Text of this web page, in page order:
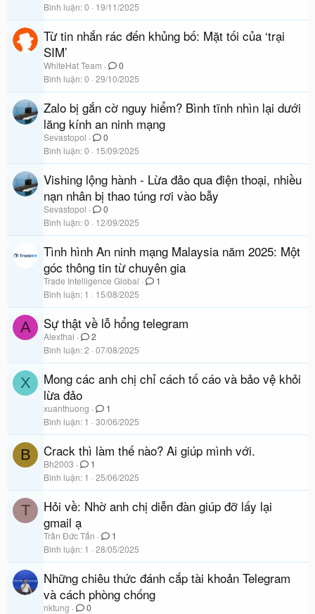
Bình luận 0 19/11/2025
Từ tin nhắn rác đến khủng bố: Mặt tối của ‘trại
SIM’
WhiteHat Team
0
Bình luận 0 29/10/2025
Zalo bị gắn cờ nguy hiểm? Bình tĩnh nhìn lại dưới
lăng kính an ninh mạng
Sevastopol
0
Bình luận 0 15/09/2025
Vishing lộng hành - Lừa đảo qua điện thoại, nhiều
nạn nhân bị thao túng rơi vào bẫy
Sevastopol
0
Bình luận 0 12/09/2025
Tình hình An ninh mạng Malaysia năm 2025: Một
góc thông tin từ chuyên gia
Trade Intelligence Global
1
Bình luận 1 15/08/2025
A Sự thật về lỗ hổng telegram
Alexthai
2
Bình luận 2 07/08/2025
X
Mong các anh chị chỉ cách tố cáo và bảo vệ khỏi
lừa đảo
xuanthuong
1
Bình luận 1 30/06/2025
B Crack thì làm thế nào? Ai giúp mình với.
Bh2003
1
Bình luận 1 25/06/2025
T
Hỏi về: Nhờ anh chị diễn đàn giúp đỡ lấy lại
gmail ạ
Trần Đức Tấn
1
Bình luận 1 28/05/2025
Những chiêu thức đánh cắp tài khoản Telegram
và cách phòng chống
nktung
0